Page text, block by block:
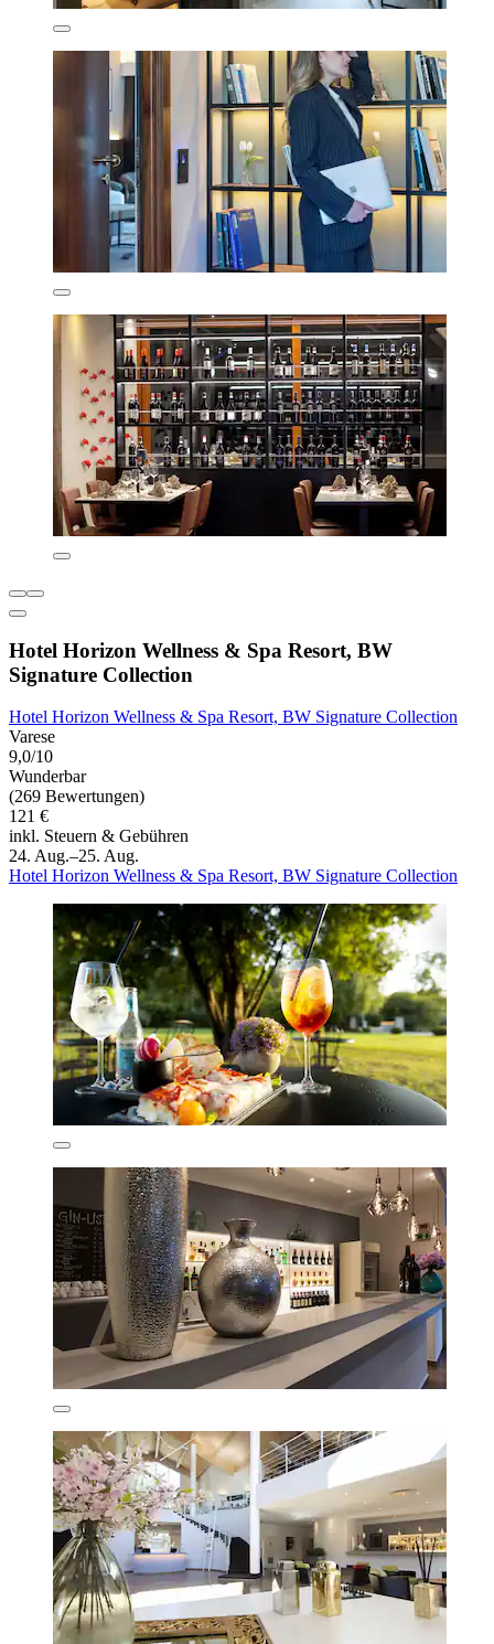
Hotel Horizon Wellness & Spa Resort, BW
Signature Collection
Hotel Horizon Wellness & Spa Resort, BW Signature Collection
Varese
9,0/10
Wunderbar
(269 Bewertungen)
121 €
inkl. Steuern & Gebühren
24. Aug.–25. Aug.
Hotel Horizon Wellness & Spa Resort, BW Signature Collection